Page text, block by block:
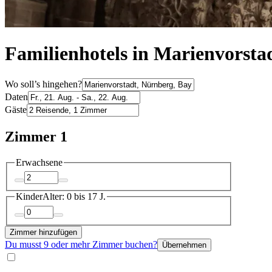
Familienhotels in
Wo soll’s hingehen?
Daten
Gäste
Zimmer 1
Erwachsene
KinderAlter: 0 bis 17 J.
Zimmer hinzufügen
Du musst 9 oder mehr Zimmer buchen? Übernehmen